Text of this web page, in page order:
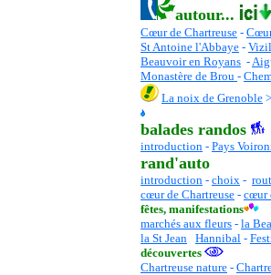
autour...
Cœur de Chartreuse - C
St Antoine l'Abbaye -
Beauvoir en Royans -
Monastère de Brou -
La noix de Grenoble
balades randos
introduction - Pays
rand'auto
introduction - choix -
cœur de Chartreuse - cœur
fêtes, manifestations
marchés aux fleurs - la
la St Jean Hannibal -
découvertes
Chartreuse nature -